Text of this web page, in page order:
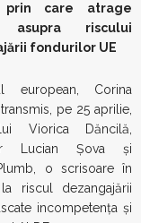
prin care atrage
asupra riscului
fondurilor UE
european, Corina
pe 25 aprilie,
Viorica Dăncilă,
Lucian Şova şi
o scrisoare în
riscul dezangajării
incompetența și